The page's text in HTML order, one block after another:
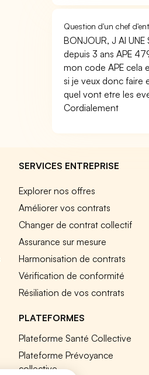
Question d'un chef
BONJOUR, J AI UNE
depuis 3 ans APE
mon code APE cela
si je veux donc faire
quel vont etre les
Cordialement
SERVICES ENTREPRISE
Explorer nos offres
Améliorer vos contrats
Changer de contrat collectif
Assurance sur mesure
Harmonisation de contrats
Vérification de conformité
Résiliation de vos contrats
PLATEFORMES
Plateforme Santé Collective
Plateforme Prévoyance
collective